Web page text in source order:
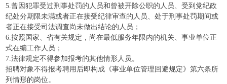
5.曾因犯罪受过刑事处罚的人员和曾被开除公职的人员、受到党纪政
纪处分期限未满或者正在接受纪律审查的人员、处于刑事处罚期间或
者正在接受司法调查尚未做出结论的人员；
6.按照国家、省有关规定，尚在最低服务年限内的机关、事业单位正
式在编工作人员；
7.法律规定不得参加报考的其他情形人员。
招聘对象不得报考聘用后即构成《事业单位管理回避规定》第六条所
列情形的岗位。